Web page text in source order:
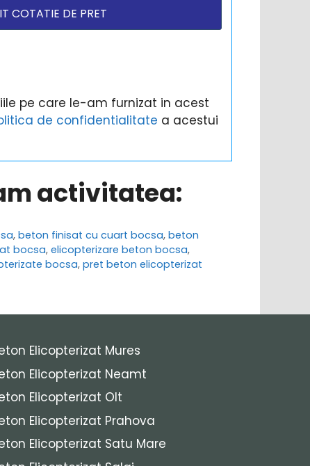
pe care le-am furnizat in acest
de confidentialitate a acestui
activitatea:
,beton finisat cu cuart bocsa,beton
bocsa, elicopterizare beton bocsa,
bocsa, pret beton elicopterizat
Elicopterizat Mures
Elicopterizat Neamt
Elicopterizat Olt
Elicopterizat Prahova
Elicopterizat Satu Mare